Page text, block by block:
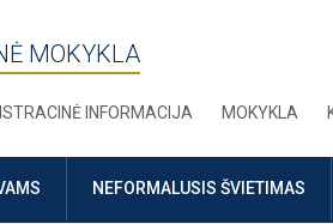
MOKYKLA
INFORMACIJA MOKYKLA
NEFORMALUSIS ŠVIETIMAS